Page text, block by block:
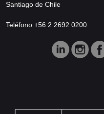
Santiago de Chile
Teléfono +56 2 2692 0200